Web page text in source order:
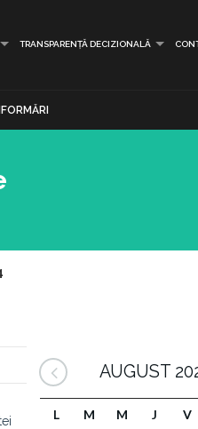
TRANSPARENȚĂ DECIZIONALĂ
AUGUST
L M M J V